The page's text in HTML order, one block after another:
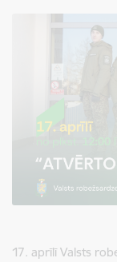
17. aprīlī Valsts